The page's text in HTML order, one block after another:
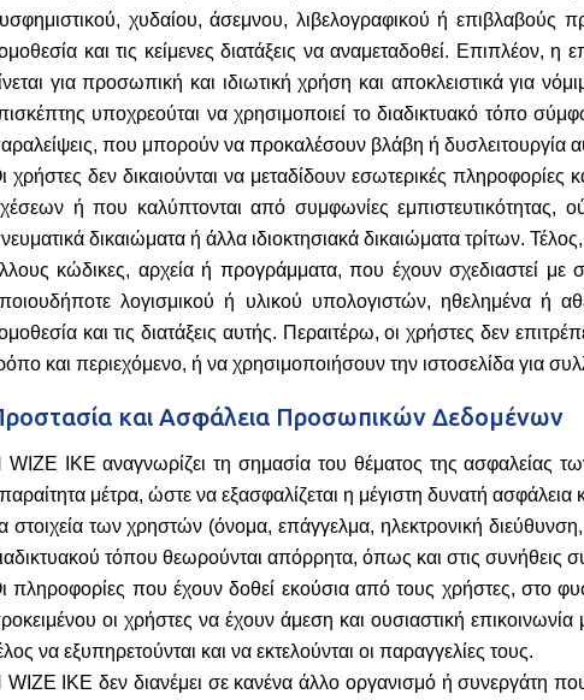
χυδαίου, άσεμνου, λιβελογραφικού ή
και τις κείμενες διατάξεις να αναμεταδοθεί.
για προσωπική και ιδιωτική χρήση και αποκλειστικά για
υποχρεούται να χρησιμοποιεί το διαδικτυακό τόπο
που μπορούν να προκαλέσουν βλάβη ή
χρήστες δεν δικαιούνται να μεταδίδουν εσωτερικές
ή που καλύπτονται από συμφωνίες εμπιστευτικότητας,
δικαιώματα ή άλλα ιδιοκτησιακά δικαιώματα τρίτων.
κώδικες, αρχεία ή προγράμματα, που έχουν σχεδιαστεί
λογισμικού ή υλικού υπολογιστών, ηθελημένα ή
και τις διατάξεις αυτής. Περαιτέρω, οι χρήστες δεν
και περιεχόμενο, ή να χρησιμοποιήσουν την ιστοσελίδα
και Ασφάλεια Προσωπικών Δεδομένων
WIZE IKE αναγνωρίζει τη σημασία του θέματος της ασφαλείας
μέτρα, ώστε να εξασφαλίζεται η μέγιστη δυνατή ασφάλεια
στοιχεία των χρηστών (όνομα, επάγγελμα, ηλεκτρονική
τόπου θεωρούνται απόρρητα, όπως και στις συνήθεις
πληροφορίες που έχουν δοθεί εκούσια από τους χρήστες, στο
οι χρήστες να έχουν άμεση και ουσιαστική
να εξυπηρετούνται και να εκτελούνται οι παραγγελίες τους.
IKE δεν διανέμει σε κανένα άλλο οργανισμό ή συνεργάτη